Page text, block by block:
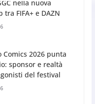
2026 punta
sponsor e realtà
del festival
Eclissi di sole
verso l’ora del
luoghi del territorio